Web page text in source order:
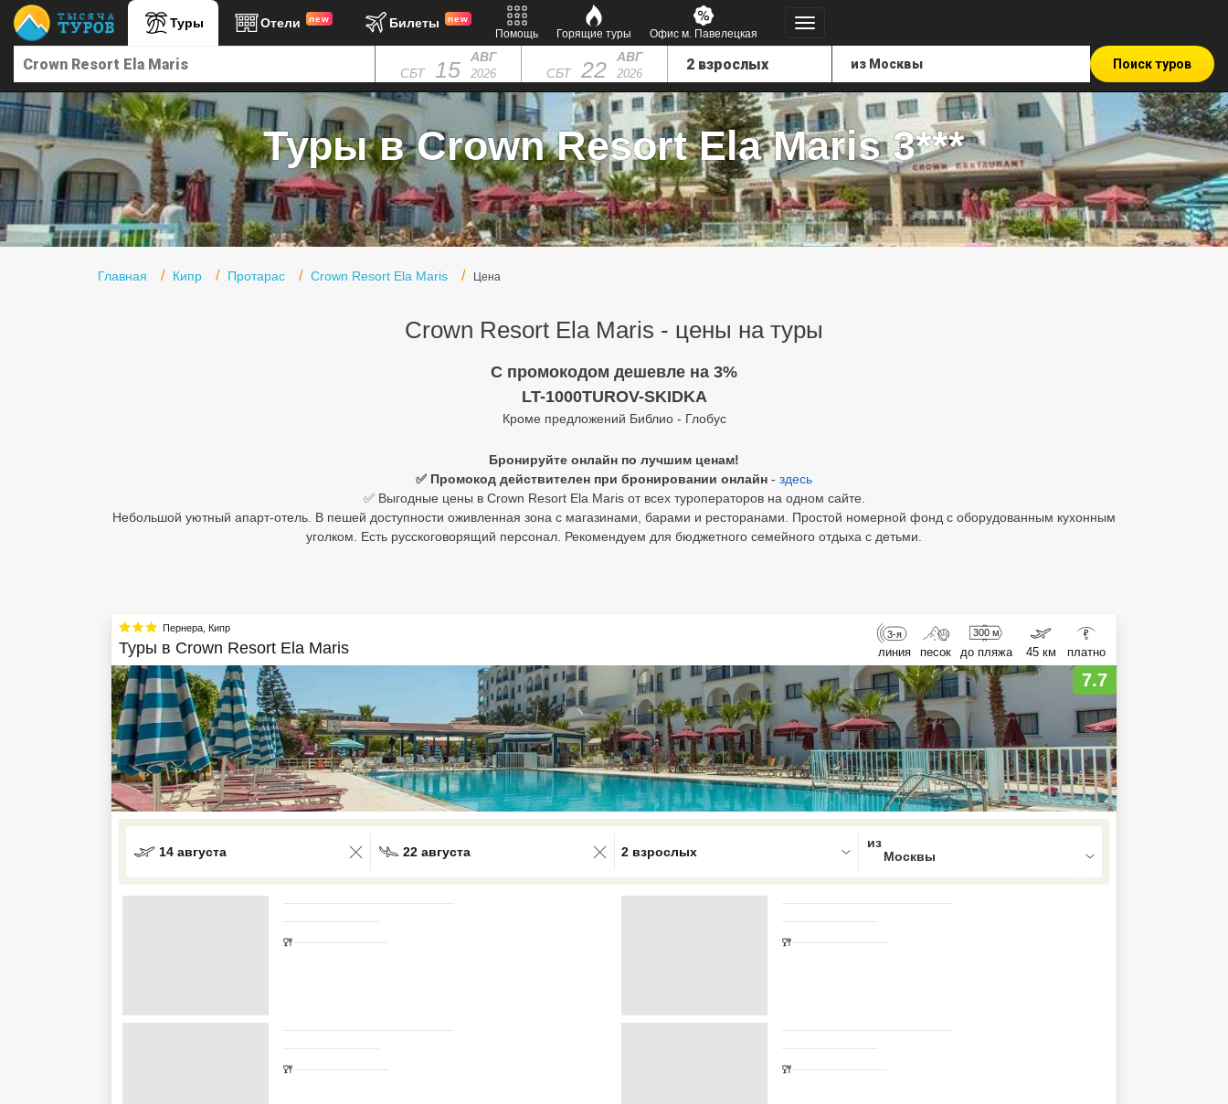
Туры Отели new Билеты new
Помощь Горящие туры Офис м. Павелецкая
СБТ 15 АВГ
2026 СБТ 22 АВГ
2026
Поиск туров
Туры в Crown Resort Ela Maris 3***
Главная Кипр Протарас Crown Resort Ela Maris Цена
Crown Resort Ela Maris - цены на туры
C промокодом дешевле на 3%
LT-1000TUROV-SKIDKA
Кроме предложений Библио - Глобус
Бронируйте онлайн по лучшим ценам!
✅ Промокод действителен при бронировании онлайн - здесь
✅ Выгодные цены в Crown Resort Ela Maris от всех туроператоров на одном сайте.
Небольшой уютный апарт-отель. В пешей доступности оживленная зона с магазинами, барами и ресторанами. Простой номерной фонд с оборудованным кухонным
уголком. Есть русскоговорящий персонал. Рекомендуем для бюджетного семейного отдыха с детьми.
Пернера, Кипр
Туры в Crown Resort Ela Maris
3-я
линия песок
300 м
до пляжа 45 км
₽
платно
7.7
14 августа 22 августа
0 results available. Select is focused , press Down to open the menu,
2 взрослых
Главная
Туры в Турцию
Туры в Египет
Туры в ОАЭ
Офис г. Москва
Северный Гоа
Большой Сочи